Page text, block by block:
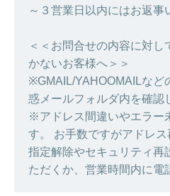
～３営業日以内にはお返事
＜＜お問合せの内容に対
かないお客様へ＞＞
※GMAIL/YAHOOMAILなど
惑メールフォルダ内を確認
※アドレス間違いやエラー
す。 お手数ですがアドレ
指定解除やセキュリティ再
ただくか、営業時間内に電